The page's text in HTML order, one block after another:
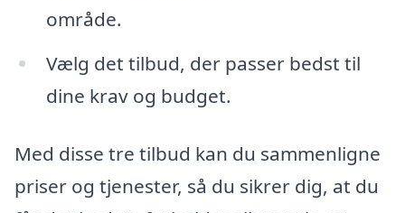
område.
Vælg det tilbud, der passer bedst til
dine krav og budget.
Med disse tre tilbud kan du sammenligne
priser og tjenester, så du sikrer dig, at du